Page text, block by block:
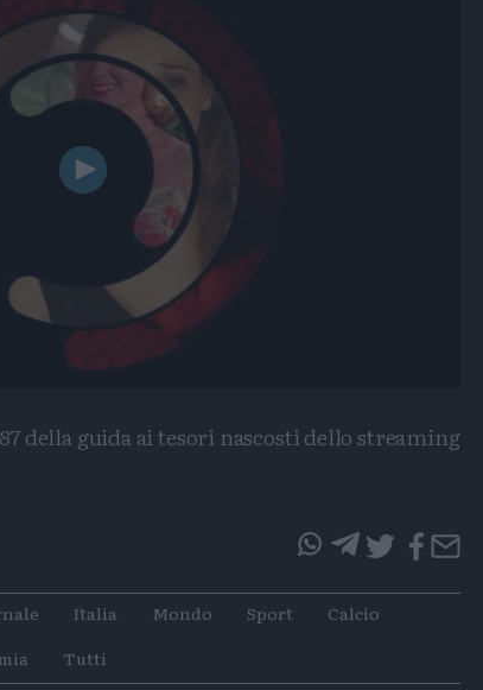
Play
Video
della guida ai tesori nascosti dello streaming
articoloarticolo
Italia Mondo Sport
Calcio
Tutti